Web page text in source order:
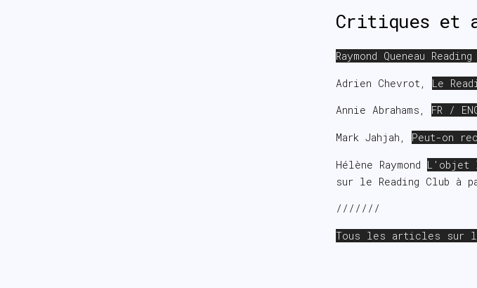
Critiques et
Raymond Queneau
Adrien Chevrot, Le
Annie Abrahams, FR /
Mark Jahjah, Peut-on
Hélène Raymond L’objet
sur le Reading Club à
///////
Tous les articles sur le